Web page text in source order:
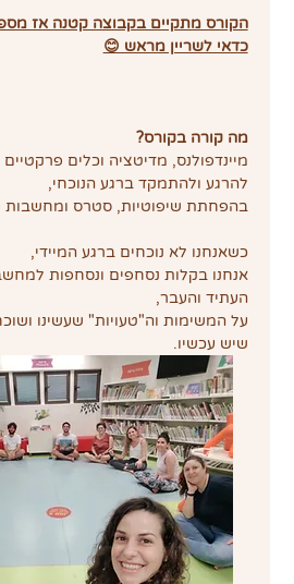
הקורס מתקיים בקבוצה קטנה אז
כדאי לשריין מראש 😊
מה קורה בקורס?
מיינדפולנס, מדיטציה וכלים פרקטיים
להרגע ולהתמקד ברגע הנוכחי,
בהפחתת שיפוטיות, סטרס ומחשבות
כשאנחנו לא נוכחים ברגע המיידי,
אנחנו בקלות נסחפים ונסחפות
העתיד והעבר,
על המשימות וה"טעויות" שעשינו
שיש עכשיו.